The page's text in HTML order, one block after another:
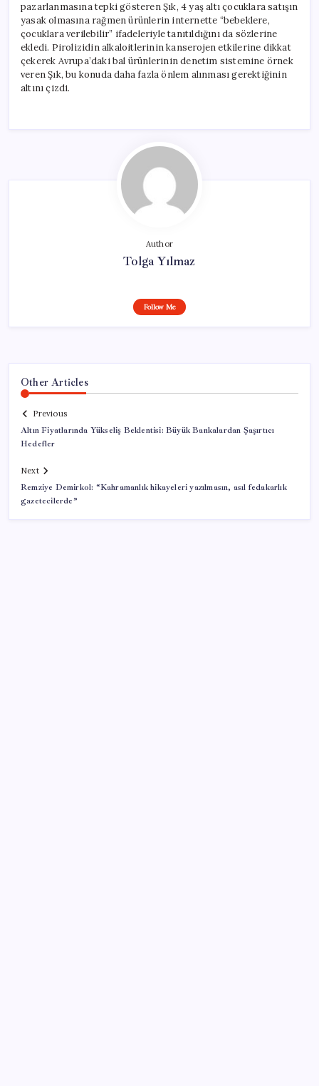
pazarlanmasına tepki gösteren Şık, 4 yaş altı çocuklara satışın
yasak olmasına rağmen ürünlerin internette “bebeklere,
çocuklara verilebilir” ifadeleriyle tanıtıldığını da sözlerine
ekledi. Pirolizidin alkaloitlerinin kanserojen etkilerine dikkat
çekerek Avrupa’daki bal ürünlerinin denetim sistemine örnek
veren Şık, bu konuda daha fazla önlem alınması gerektiğinin
altını çizdi.
Author
Tolga Yılmaz
Follow Me
Other Articles
Previous
Altın Fiyatlarında Yükseliş Beklentisi: Büyük Bankalardan Şaşırtıcı
Hedefler
Next
Remziye Demirkol: “Kahramanlık hikayeleri yazılmasın, asıl fedakarlık
gazetecilerde”